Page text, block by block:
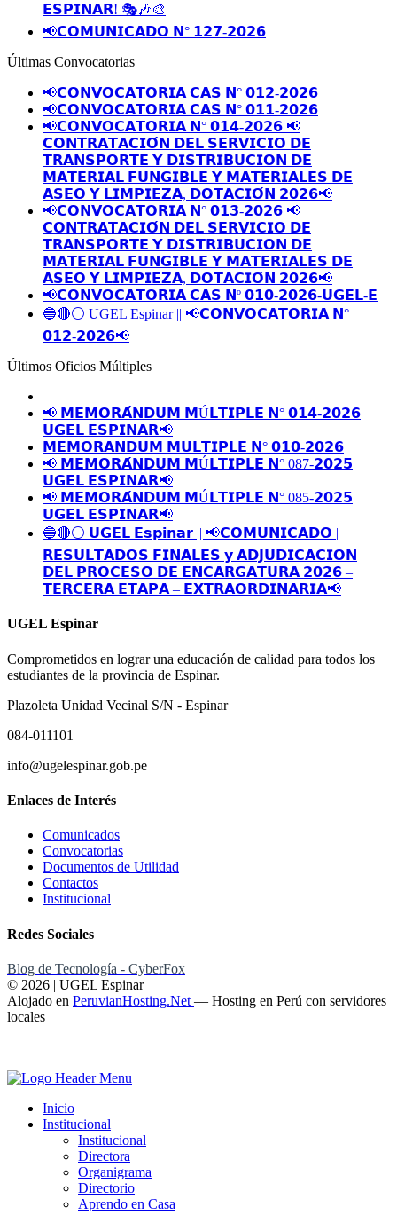
𝗘𝗦𝗣𝗜𝗡𝗔𝗥! 🎭🎶🎨
📢𝗖𝗢𝗠𝗨𝗡𝗜𝗖𝗔𝗗𝗢 𝗡° 𝟭𝟮𝟳-𝟮𝟬𝟮𝟲
Últimas Convocatorias
📢𝗖𝗢𝗡𝗩𝗢𝗖𝗔𝗧𝗢𝗥𝗜𝗔 𝗖𝗔𝗦 𝗡° 𝟬𝟭𝟮-𝟮𝟬𝟮𝟲
📢𝗖𝗢𝗡𝗩𝗢𝗖𝗔𝗧𝗢𝗥𝗜𝗔 𝗖𝗔𝗦 𝗡° 𝟬𝟭𝟭-𝟮𝟬𝟮𝟲
📢𝗖𝗢𝗡𝗩𝗢𝗖𝗔𝗧𝗢𝗥𝗜𝗔 𝗡° 𝟬𝟭𝟰-𝟮𝟬𝟮𝟲 📢
𝗖𝗢𝗡𝗧𝗥𝗔𝗧𝗔𝗖𝗜𝗢́𝗡 𝗗𝗘𝗟 𝗦𝗘𝗥𝗩𝗜𝗖𝗜𝗢 𝗗𝗘
𝗧𝗥𝗔𝗡𝗦𝗣𝗢𝗥𝗧𝗘 𝗬 𝗗𝗜𝗦𝗧𝗥𝗜𝗕𝗨𝗖𝗜𝗢𝗡 𝗗𝗘
𝗠𝗔𝗧𝗘𝗥𝗜𝗔𝗟 𝗙𝗨𝗡𝗚𝗜𝗕𝗟𝗘 𝗬 𝗠𝗔𝗧𝗘𝗥𝗜𝗔𝗟𝗘𝗦 𝗗𝗘
𝗔𝗦𝗘𝗢 𝗬 𝗟𝗜𝗠𝗣𝗜𝗘𝗭𝗔, 𝗗𝗢𝗧𝗔𝗖𝗜𝗢́𝗡 𝟮𝟬𝟮𝟲📢
📢𝗖𝗢𝗡𝗩𝗢𝗖𝗔𝗧𝗢𝗥𝗜𝗔 𝗡° 𝟬𝟭𝟯-𝟮𝟬𝟮𝟲 📢
𝗖𝗢𝗡𝗧𝗥𝗔𝗧𝗔𝗖𝗜𝗢́𝗡 𝗗𝗘𝗟 𝗦𝗘𝗥𝗩𝗜𝗖𝗜𝗢 𝗗𝗘
𝗧𝗥𝗔𝗡𝗦𝗣𝗢𝗥𝗧𝗘 𝗬 𝗗𝗜𝗦𝗧𝗥𝗜𝗕𝗨𝗖𝗜𝗢𝗡 𝗗𝗘
𝗠𝗔𝗧𝗘𝗥𝗜𝗔𝗟 𝗙𝗨𝗡𝗚𝗜𝗕𝗟𝗘 𝗬 𝗠𝗔𝗧𝗘𝗥𝗜𝗔𝗟𝗘𝗦 𝗗𝗘
𝗔𝗦𝗘𝗢 𝗬 𝗟𝗜𝗠𝗣𝗜𝗘𝗭𝗔, 𝗗𝗢𝗧𝗔𝗖𝗜𝗢́𝗡 𝟮𝟬𝟮𝟲📢
📢𝗖𝗢𝗡𝗩𝗢𝗖𝗔𝗧𝗢𝗥𝗜𝗔 𝗖𝗔𝗦 𝗡º 𝟬𝟭𝟬-𝟮𝟬𝟮𝟲-𝗨𝗚𝗘𝗟-𝗘
🔵🔴⚪️ UGEL Espinar || 📢𝗖𝗢𝗡𝗩𝗢𝗖𝗔𝗧𝗢𝗥𝗜𝗔 𝗡°
𝟬𝟭𝟮-𝟮𝟬𝟮𝟲📢
Últimos Oficios Múltiples
📢 𝗠𝗘𝗠𝗢𝗥𝗔́𝗡𝗗𝗨𝗠 𝗠Ú𝗟𝗧𝗜𝗣𝗟𝗘 𝗡° 𝟬𝟭𝟰-𝟮𝟬𝟮𝟲
𝗨𝗚𝗘𝗟 𝗘𝗦𝗣𝗜𝗡𝗔𝗥📢
𝗠𝗘𝗠𝗢𝗥𝗔𝗡𝗗𝗨𝗠 𝗠𝗨𝗟𝗧𝗜𝗣𝗟𝗘 𝗡° 𝟬𝟭𝟬-𝟮𝟬𝟮𝟲
📢 𝗠𝗘𝗠𝗢𝗥𝗔́𝗡𝗗𝗨𝗠 𝗠Ú𝗟𝗧𝗜𝗣𝗟𝗘 𝗡° 087-𝟮𝟬𝟮𝟱
𝗨𝗚𝗘𝗟 𝗘𝗦𝗣𝗜𝗡𝗔𝗥📢
📢 𝗠𝗘𝗠𝗢𝗥𝗔́𝗡𝗗𝗨𝗠 𝗠Ú𝗟𝗧𝗜𝗣𝗟𝗘 𝗡° 085-𝟮𝟬𝟮𝟱
𝗨𝗚𝗘𝗟 𝗘𝗦𝗣𝗜𝗡𝗔𝗥📢
🔵🔴⚪️ 𝗨𝗚𝗘𝗟 𝗘𝘀𝗽𝗶𝗻𝗮𝗿 || 📢𝗖𝗢𝗠𝗨𝗡𝗜𝗖𝗔𝗗𝗢 |
𝗥𝗘𝗦𝗨𝗟𝗧𝗔𝗗𝗢𝗦 𝗙𝗜𝗡𝗔𝗟𝗘𝗦 𝘆 𝗔𝗗𝗝𝗨𝗗𝗜𝗖𝗔𝗖𝗜𝗢𝗡
𝗗𝗘𝗟 𝗣𝗥𝗢𝗖𝗘𝗦𝗢 𝗗𝗘 𝗘𝗡𝗖𝗔𝗥𝗚𝗔𝗧𝗨𝗥𝗔 𝟮𝟬𝟮𝟲 –
𝗧𝗘𝗥𝗖𝗘𝗥𝗔 𝗘𝗧𝗔𝗣𝗔 – 𝗘𝗫𝗧𝗥𝗔𝗢𝗥𝗗𝗜𝗡𝗔𝗥𝗜𝗔📢
UGEL Espinar
Comprometidos en lograr una educación de calidad para todos los
estudiantes de la provincia de Espinar.
Plazoleta Unidad Vecinal S/N - Espinar
084-011101
info@ugelespinar.gob.pe
Enlaces de Interés
Comunicados
Convocatorias
Documentos de Utilidad
Contactos
Institucional
Redes Sociales
Blog de Tecnología - CyberFox
© 2026 | UGEL Espinar
Alojado en PeruvianHosting.Net — Hosting en Perú con servidores
locales
Inicio
Institucional
Institucional
Directora
Organigrama
Directorio
Aprendo en Casa